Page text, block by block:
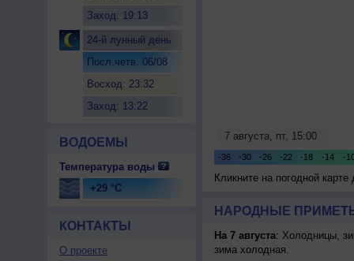
Заход: 19:13
24-й лунный день
Посл.четв. 06/08
Восход: 23:32
Заход: 13:22
ВОДОЕМЫ
Температура воды
+29 °C
КОНТАКТЫ
О проекте
Кликните на погодной
НАРОДНЫЕ
На 7 августа: Холодницы,
зима холодная.